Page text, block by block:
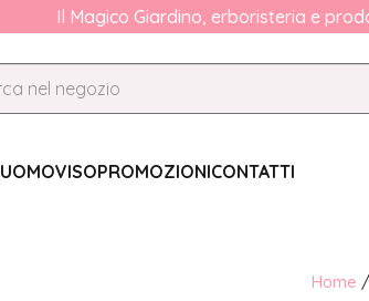
Il Magico Giardino, erboristeria e
UOMOVISOPROMOZIONICONTATTI
Home /